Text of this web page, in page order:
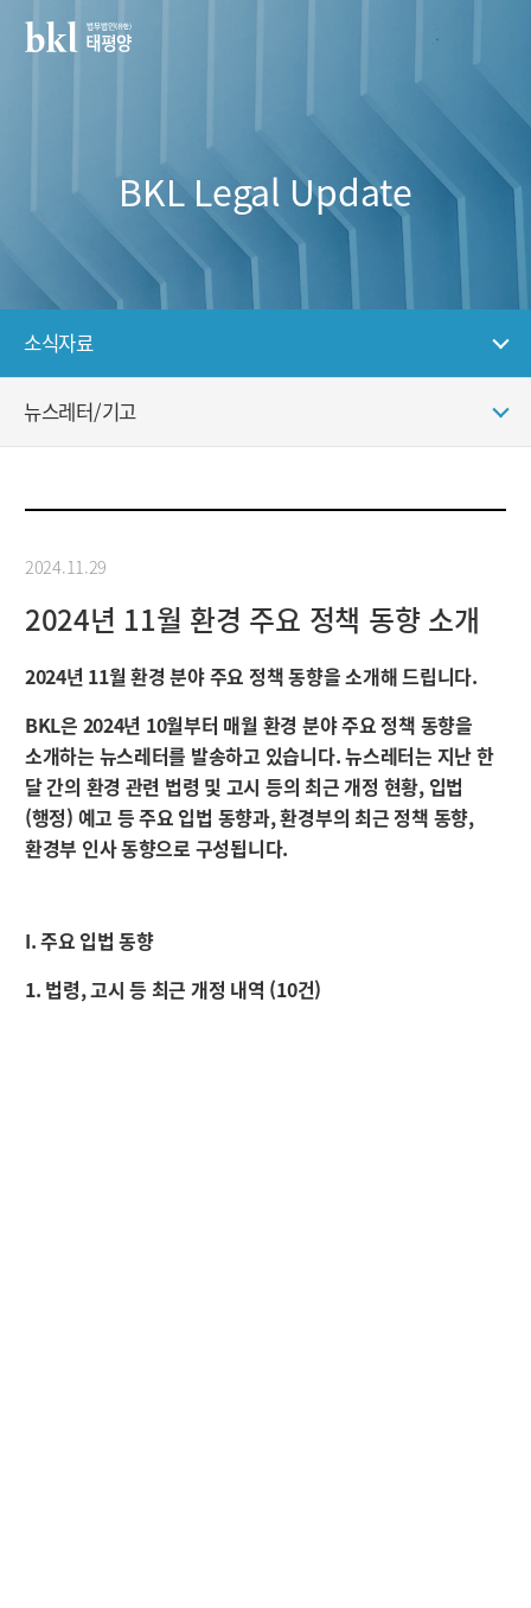
BKL Legal Update
소식자료
뉴스레터/기고
2024.11.29
2024년 11월 환경 주요 정책 동향 소개
2024년 11월 환경 분야 주요 정책 동향을 소개해 드립니다.
BKL은 2024년 10월부터 매월 환경 분야 주요 정책 동향을
소개하는 뉴스레터를 발송하고 있습니다. 뉴스레터는 지난 한
달 간의 환경 관련 법령 및 고시 등의 최근 개정 현황, 입법
(행정) 예고 등 주요 입법 동향과, 환경부의 최근 정책 동향,
환경부 인사 동향으로 구성됩니다.
I. 주요 입법 동향
1. 법령, 고시 등 최근 개정 내역 (10건)